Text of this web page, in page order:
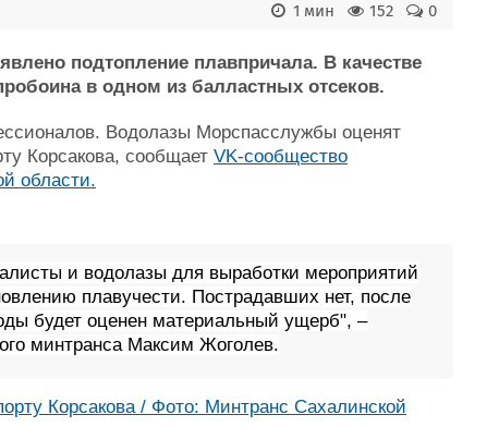
0
152
1 мин
подтопление плавпричала. В качестве
в одном из балластных отсеков.
Водолазы Морспасслужбы оценят
Корсакова, сообщает VK-сообщество
области.
и водолазы для выработки мероприятий
плавучести. Пострадавших нет, после
будет оценен материальный ущерб", –
минтранса Максим Жоголев.